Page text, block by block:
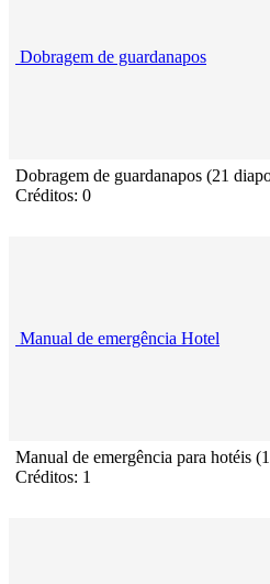
Dobragem de guardanapos
Dobragem de guardanapos (21
Créditos: 0
Manual de emergência Hotel
Manual de emergência para hotéis
Créditos: 1